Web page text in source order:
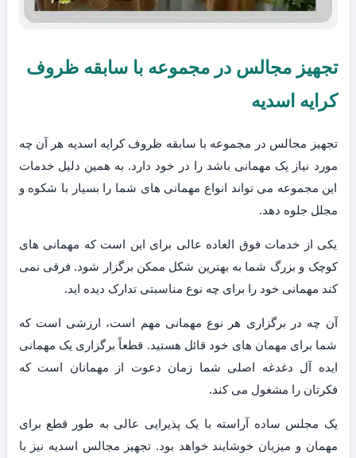
تجهیز مجالس در مجموعه با سابقه ظروف
کرایه اسدیه
تجهیز مجالس در مجموعه با سابقه ظروف کرایه اسدیه هر آن چه
مورد نیاز یک مهمانی باشد را در خود دارد. به همین دلیل خدمات
این مجموعه می تواند انواع مهمانی های شما را بسیار با شکوه و
مجلل جلوه دهد.
یکی از خدمات فوق العاده عالی برای این است که مهمانی های
کوچک و بزرگ شما به بهترین شکل ممکن برگزار شود. فرقی نمی
کند مهمانی خود را برای چه نوع مناسبتی تدارک دیده اید.
آن چه در برگزاری هر نوع مهمانی مهم است، ارزشی است که
شما برای مهمان های خود قائل هستید. قطعاً برگزاری یک مهمانی
ایده آل دغدغه اصلی شما زمان دعوت از مهمانان است که
فکرتان را مشغول می کند.
یک مجلس ساده آراسته با یک پذیرایی عالی به طور قطع برای
مهمان و میزبان خوشایند خواهد بود. تجهیز مجالس اسدیه نیز با